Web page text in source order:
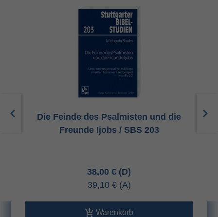
Die Feinde des Psalmisten und die
Freunde Ijobs / SBS 203
38,00 €
39,10 €
Warenkorb